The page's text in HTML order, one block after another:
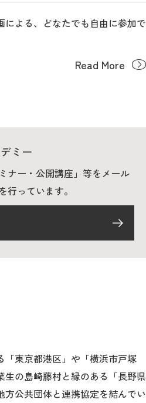
による、どなたでも自由に参加で
Read More
ミー
ナー・公開講座」等をメール
行っています。
「東京都港区」や「横浜市戸塚
生の島崎藤村と縁のある「長野県
公共団体と連携協定を結んでい